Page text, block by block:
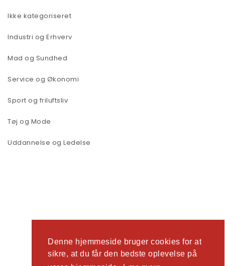
Ikke kategoriseret
Industri og Erhverv
Mad og Sundhed
Service og Økonomi
Sport og friluftsliv
Tøj og Mode
Uddannelse og Ledelse
Denne hjemmeside bruger cookies for at
sikre, at du får den bedste oplevelse på